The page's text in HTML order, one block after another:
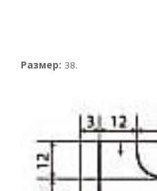
Размер: 38.